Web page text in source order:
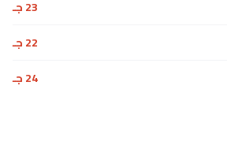
23 جـ
22 جـ
24 جـ